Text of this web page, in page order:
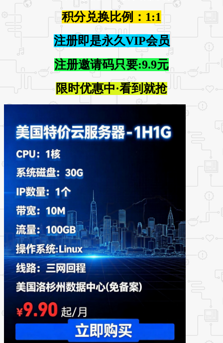
积分兑换比例：1:1
注册即是永久VIP会员
注册邀请码只要:9.9元
限时优惠中·看到就抢